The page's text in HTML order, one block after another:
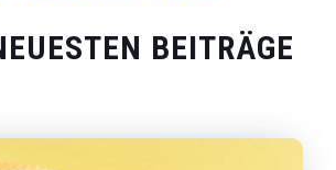
BEITRÄGE